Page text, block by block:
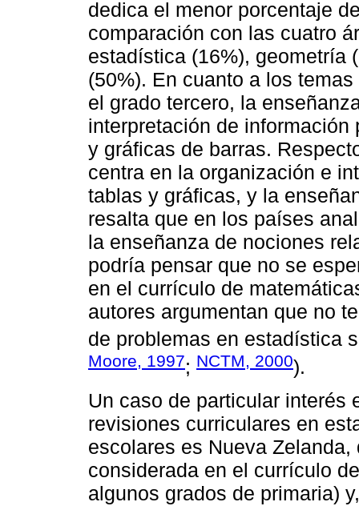
dedica el menor porcentaje
comparación con las cuatro
estadística (16%), geometría
(50%). En cuanto a los
el grado tercero, la
interpretación de
y gráficas de barras.
centra en la organización e
tablas y gráficas, y la
resalta que en los países
la enseñanza de nociones
podría pensar que no se
en el currículo de
autores argumentan que no
de problemas en estadística
Moore, 1997; NCTM, 2000).
Un caso de particular interés
revisiones curriculares en
escolares es Nueva
considerada en el currículo
algunos grados de primaria)